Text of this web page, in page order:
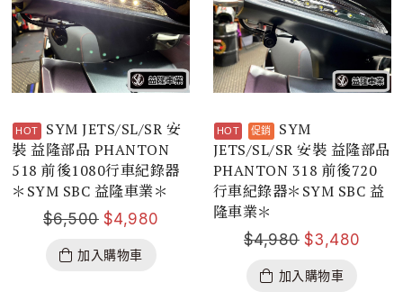
SYM JETS/SL/SR 安
裝 益隆部品 PHANTON
518 前後1080行車紀錄器
＊SYM SBC 益隆車業＊
$6,500 $4,980
加入購物車
SYM
JETS/SL/SR 安裝 益隆部品
PHANTON 318 前後720
行車紀錄器＊SYM SBC 益
隆車業＊
$4,980 $3,480
加入購物車